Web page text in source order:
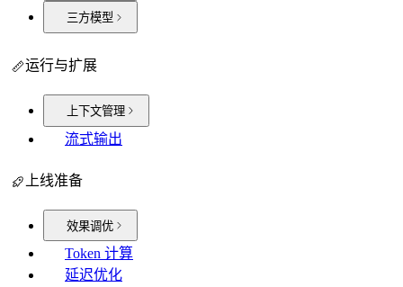
三方模型
运行与扩展
上下文管理
流式输出
上线准备
效果调优
Token 计算
延迟优化